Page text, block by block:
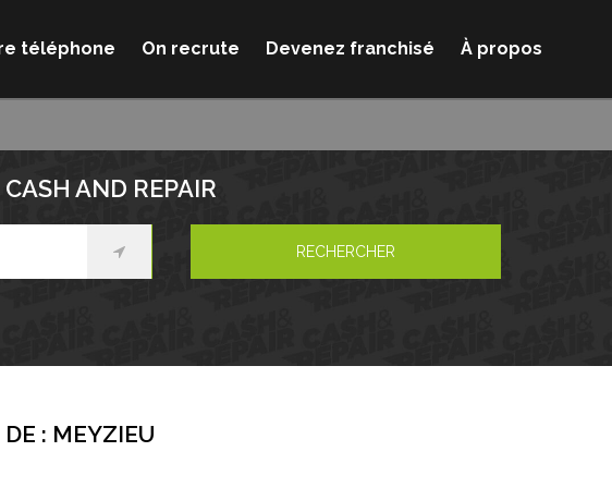
téléphone On recrute Devenez franchisé À propos
AND REPAIR
RECHERCHER
: MEYZIEU